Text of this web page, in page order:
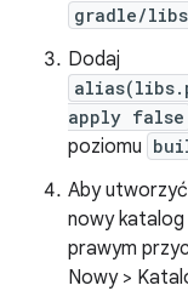
gradle/
Dodaj
apply false
poziomu
Aby
nowy katalog
prawym
Nowy >